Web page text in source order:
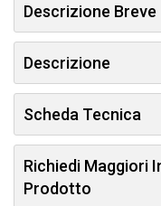
Descrizione Breve
Descrizione
Scheda Tecnica
Richiedi Maggiori
Prodotto